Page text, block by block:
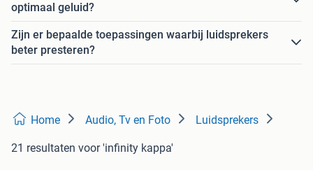
optimaal geluid?
Zijn er bepaalde toepassingen waarbij luidsprekers
beter presteren?
Home Audio, Tv en Foto Luidsprekers
21 resultaten voor 'infinity kappa'